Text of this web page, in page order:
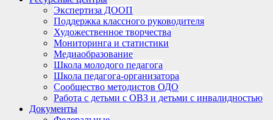
Экспертиза ДООП
Поддержка классного руководителя
Художественное творчества
Мониторинга и статистики
Медиаобразование
Школа молодого педагога
Школа педагога-организатора
Сообщество методистов ОДО
Работа с детьми с ОВЗ и детьми с инвалидностью
Документы